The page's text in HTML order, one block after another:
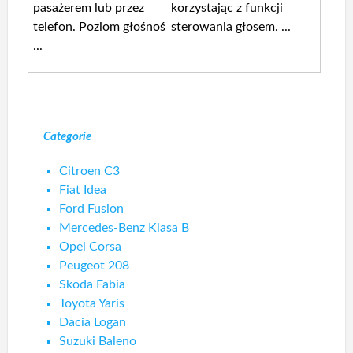
pasażerem lub przez
telefon. Poziom głośnoś
...
korzystając z funkcji
sterowania głosem. ...
Categorie
Citroen C3
Fiat Idea
Ford Fusion
Mercedes-Benz Klasa B
Opel Corsa
Peugeot 208
Skoda Fabia
Toyota Yaris
Dacia Logan
Suzuki Baleno